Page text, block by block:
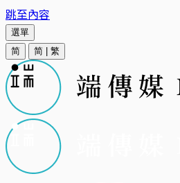
跳至內容
選單
简
简 繁